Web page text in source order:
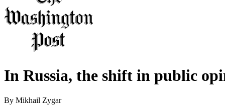
In Russia, the shift in public
By Mikhail Zygar